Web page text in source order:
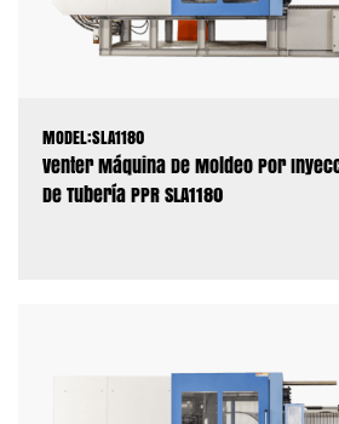
MODEL:SLA1180
Venter Máquina De Moldeo Por
De Tubería PPR SLA1180